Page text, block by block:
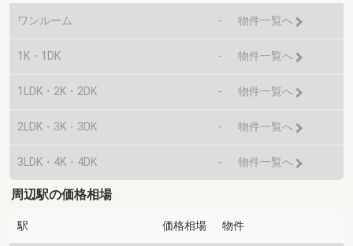
ワンルーム - 物件一覧へ
1K・1DK - 物件一覧へ
1LDK・2K・2DK - 物件一覧へ
2LDK・3K・3DK - 物件一覧へ
3LDK・4K・4DK - 物件一覧へ
周辺駅の価格相場
駅 価格相場 物件